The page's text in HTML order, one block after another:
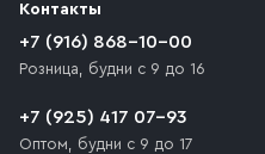
Контакты
+7 (916) 868-10-00
Розница, будни с 9 до 16
+7 (925) 417 07-93
Оптом, будни с 9 до 17